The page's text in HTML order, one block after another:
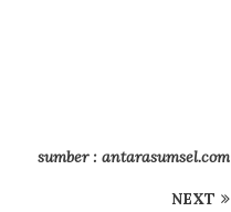
sumber : antarasumsel.com
NEXT